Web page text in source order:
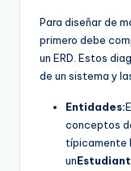
Para diseñar de
primero debe
un ERD. Estos
de un sistema y
Entidades:
conceptos
típicamente
un